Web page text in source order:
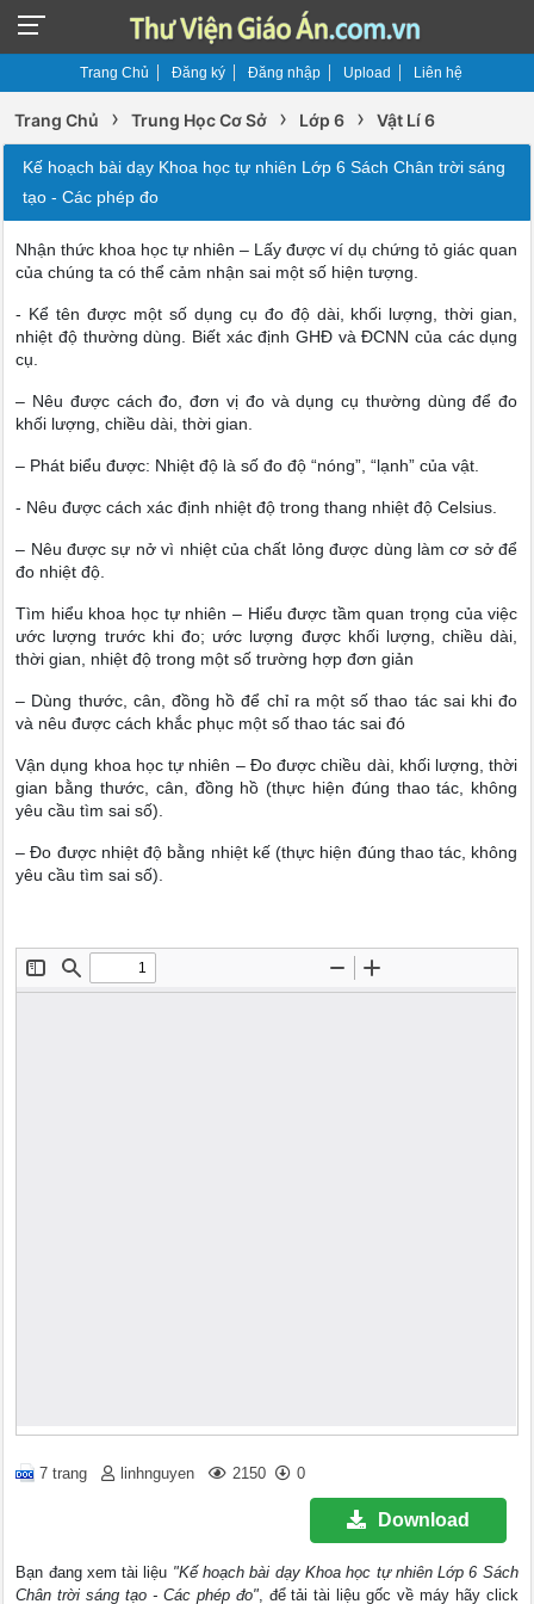
Trang Chủ Đăng ký Đăng nhập Upload Liên hệ
Trang Chủ › Trung Học Cơ Sở › Lớp 6 › Vật Lí 6
Kế hoạch bài dạy Khoa học tự nhiên Lớp 6 Sách Chân trời sáng
tạo - Các phép đo
Nhận thức khoa học tự nhiên – Lấy được ví dụ chứng tỏ giác quan
của chúng ta có thể cảm nhận sai một số hiện tượng.
- Kể tên được một số dụng cụ đo độ dài, khối lượng, thời gian,
nhiệt độ thường dùng. Biết xác định GHĐ và ĐCNN của các dụng
cụ.
– Nêu được cách đo, đơn vị đo và dụng cụ thường dùng để đo
khối lượng, chiều dài, thời gian.
– Phát biểu được: Nhiệt độ là số đo độ “nóng”, “lạnh” của vật.
- Nêu được cách xác định nhiệt độ trong thang nhiệt độ Celsius.
– Nêu được sự nở vì nhiệt của chất lỏng được dùng làm cơ sở để
đo nhiệt độ.
Tìm hiểu khoa học tự nhiên – Hiểu được tầm quan trọng của việc
ước lượng trước khi đo; ước lượng được khối lượng, chiều dài,
thời gian, nhiệt độ trong một số trường hợp đơn giản
– Dùng thước, cân, đồng hồ để chỉ ra một số thao tác sai khi đo
và nêu được cách khắc phục một số thao tác sai đó
Vận dụng khoa học tự nhiên – Đo được chiều dài, khối lượng, thời
gian bằng thước, cân, đồng hồ (thực hiện đúng thao tác, không
yêu cầu tìm sai số).
– Đo được nhiệt độ bằng nhiệt kế (thực hiện đúng thao tác, không
yêu cầu tìm sai số).
7 trang linhnguyen 2150 0
Download
Bạn đang xem tài liệu "Kế hoạch bài dạy Khoa học tự nhiên Lớp 6 Sách
Chân trời sáng tạo - Các phép đo", để tải tài liệu gốc về máy hãy click